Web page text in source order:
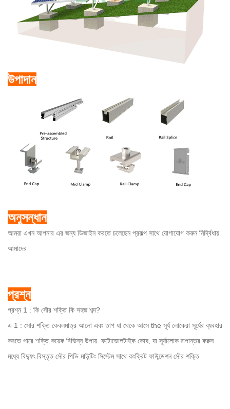
উপাদান
অনুসন্ধান
আমরা এখন আপনার এর জন্য ডিজাইন করতে চলেছেন প্রকল্প সাথে যোগাযোগ করুন নির্দ্বিধায়
আমাদের
প্রশ্ন
প্রশ্ন 1 : কি সৌর শক্তি কি সহজ শব্দ?
এ 1 : সৌর শক্তি কেবলমাত্র আলো এবং তাপ যা থেকে আসে the সূর্য লোকেরা সূর্যের ব্যবহার
করতে পারে শক্তি কয়েক বিভিন্ন উপায়: ফটোভোলটাইক কোষ, যা সূর্যালোক রূপান্তর করুন
মধ্যে বিদ্যুৎ বিস্তৃত সৌর পিভি মাউন্টিং সিস্টেম সাথে কংক্রিট ফাউন্ডেশন সৌর শক্তি